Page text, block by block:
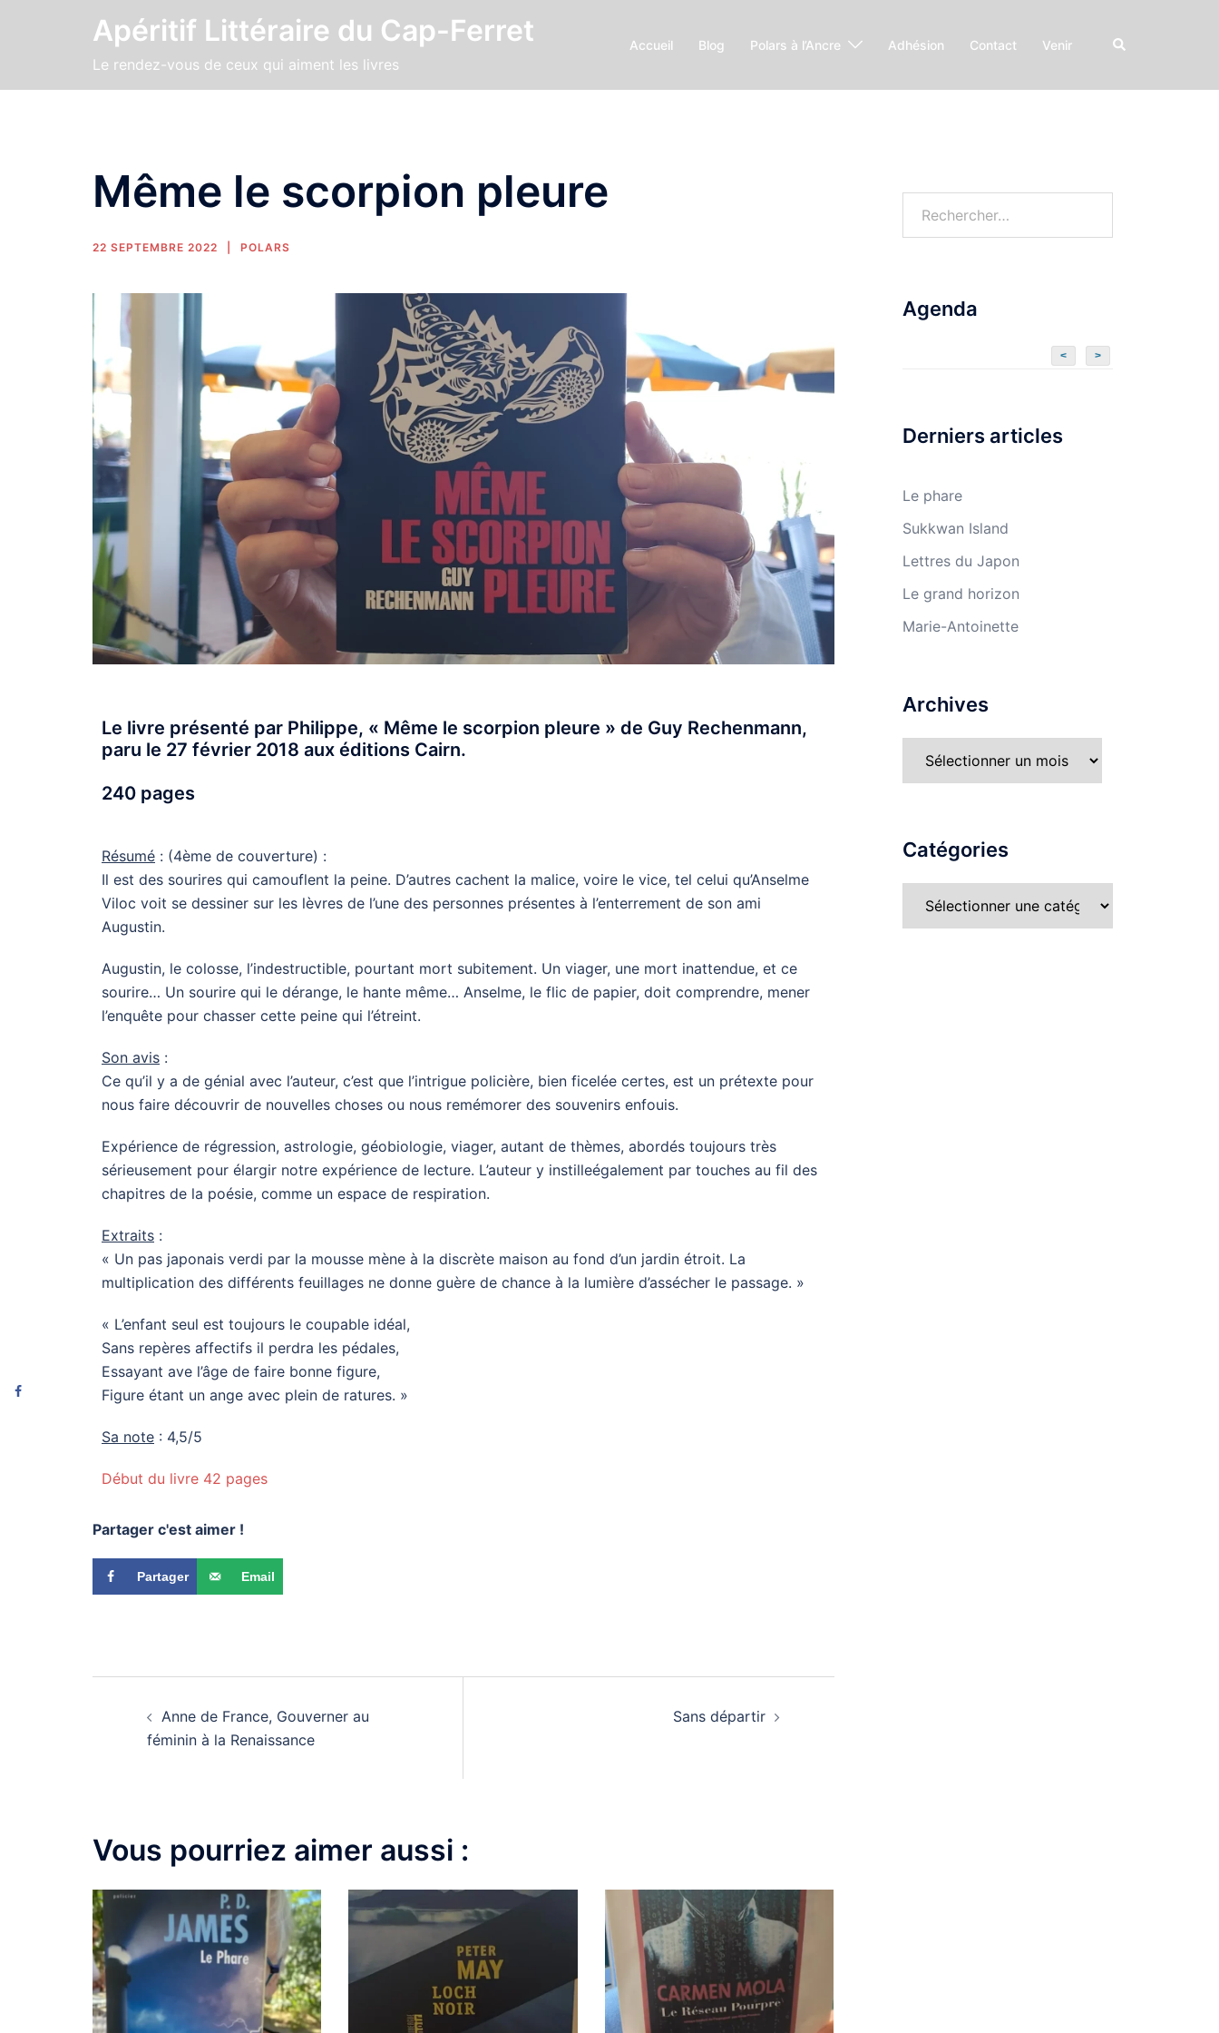
Apéritif Littéraire du Cap-Ferret
Le rendez-vous de ceux qui aiment les livres
Accueil Blog Polars à l’Ancre Adhésion Contact Venir
Même le scorpion pleure
22 SEPTEMBRE 2022 POLARS
Le livre présenté par Philippe, « Même le scorpion pleure » de Guy Rechenmann,
paru le 27 février 2018 aux éditions Cairn.
240 pages
Résumé : (4ème de couverture) :
Il est des sourires qui camouflent la peine. D’autres cachent la malice, voire le vice, tel celui qu’Anselme
Viloc voit se dessiner sur les lèvres de l’une des personnes présentes à l’enterrement de son ami
Augustin.
Augustin, le colosse, l’indestructible, pourtant mort subitement. Un viager, une mort inattendue, et ce
sourire… Un sourire qui le dérange, le hante même… Anselme, le flic de papier, doit comprendre, mener
l’enquête pour chasser cette peine qui l’étreint.
Son avis :
Ce qu’il y a de génial avec l’auteur, c’est que l’intrigue policière, bien ficelée certes, est un prétexte pour
nous faire découvrir de nouvelles choses ou nous remémorer des souvenirs enfouis.
Expérience de régression, astrologie, géobiologie, viager, autant de thèmes, abordés toujours très
sérieusement pour élargir notre expérience de lecture. L’auteur y instilleégalement par touches au fil des
chapitres de la poésie, comme un espace de respiration.
Extraits :
« Un pas japonais verdi par la mousse mène à la discrète maison au fond d’un jardin étroit. La
multiplication des différents feuillages ne donne guère de chance à la lumière d’assécher le passage. »
« L’enfant seul est toujours le coupable idéal,
Sans repères affectifs il perdra les pédales,
Essayant ave l’âge de faire bonne figure,
Figure étant un ange avec plein de ratures. »
Sa note : 4,5/5
Début du livre 42 pages
Partager c'est aimer !
Partager Email
Anne de France, Gouverner au
féminin à la Renaissance
Sans départir
Vous pourriez aimer aussi :
Agenda
< >
Derniers articles
Le phare
Sukkwan Island
Lettres du Japon
Le grand horizon
Marie-Antoinette
Archives
Catégories